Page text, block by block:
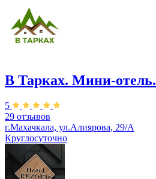
В Тарках. Мини-отель.
5
29 отзывов
г.Махачкала, ул.Алиярова, 29/А
Круглосуточно